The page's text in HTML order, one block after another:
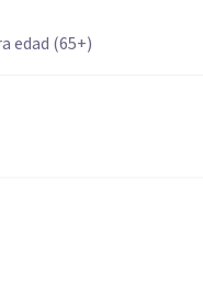
edad (65+)